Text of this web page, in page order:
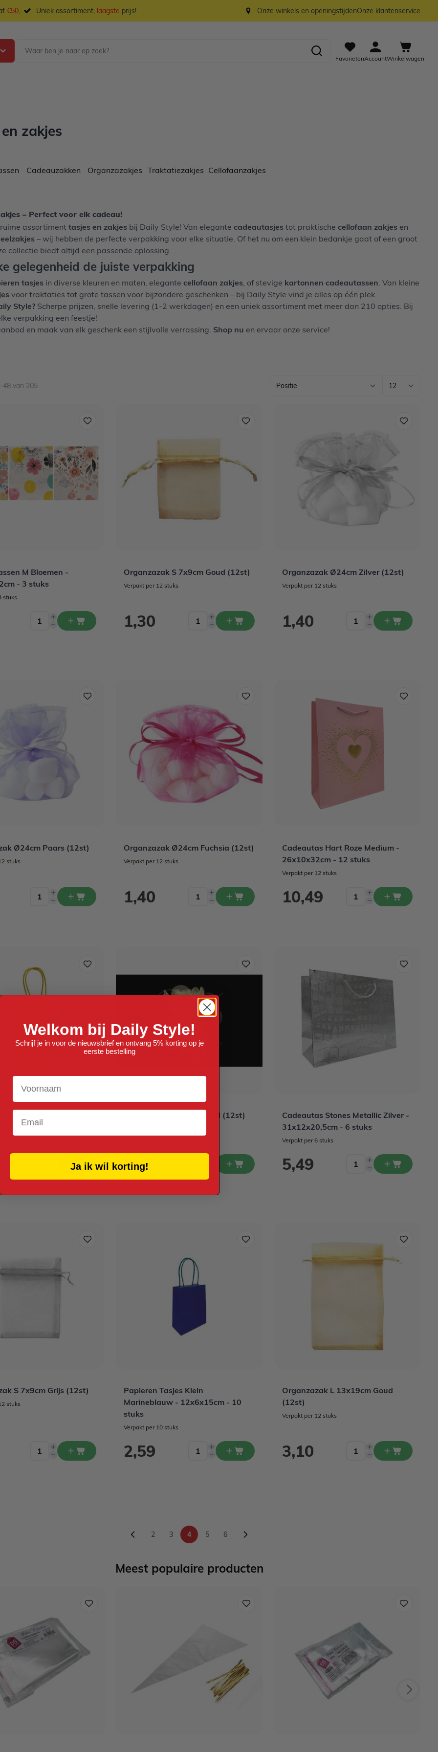
€50,- Uniek assortiment, laagste prijs! Onze winkels en openingstijdenOnze klantenservice
FavorietenAccountWinkelwagen
zakjes
Cadeauzakken Organzazakjes Traktatiezakjes Cellofaanzakjes
– Perfect voor elk cadeau!
assortiment tasjes en zakjes bij Daily Style! Van elegante cadeautasjes tot praktische cellofaan zakjes en
– wij hebben de perfecte verpakking voor elke situatie. Of het nu om een klein bedankje gaat of een groot
collectie biedt altijd een passende oplossing.
gelegenheid de juiste verpakking
tasjes in diverse kleuren en maten, elegante cellofaan zakjes, of stevige kartonnen cadeautassen. Van kleine
voor traktaties tot grote tassen voor bijzondere geschenken – bij Daily Style vind je alles op één plek.
Style? Scherpe prijzen, snelle levering (1-2 werkdagen) en een uniek assortiment met meer dan 210 opties. Bij
verpakking een feestje!
en maak van elk geschenk een stijlvolle verrassing. Shop nu en ervaar onze service!
-48 van 205
M Bloemen -
- 3 stuks
stuks
Organzazak S 7x9cm Goud (12st)
Verpakt per 12 stuks
1,30
Organzazak Ø24cm Zilver (12st)
Verpakt per 12 stuks
1,40
Ø24cm Paars (12st)
stuks
Organzazak Ø24cm Fuchsia (12st)
Verpakt per 12 stuks
1,40
Cadeautas Hart Roze Medium -
26x10x32cm - 12 stuks
Verpakt per 12 stuks
10,49
- 10 stuks
Organzazak Ø35cm Goud (12st)
2,40
Cadeautas Stones Metallic Zilver -
31x12x20,5cm - 6 stuks
Verpakt per 6 stuks
5,49
S 7x9cm Grijs (12st)
stuks
Papieren Tasjes Klein
Marineblauw - 12x6x15cm - 10
stuks
Verpakt per 10 stuks
2,59
Organzazak L 13x19cm Goud
(12st)
Verpakt per 12 stuks
3,10
Pagina
2 Pagina
3 U lees momenteel pagina
4 Pagina
5 Pagina
6
Meest populaire producten
Welkom bij Daily Style!
Schrijf je in voor de nieuwsbrief en ontvang 5% korting op je
eerste bestelling
Voornaam
Email
Ja ik wil korting!